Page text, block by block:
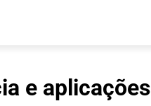
e aplicações